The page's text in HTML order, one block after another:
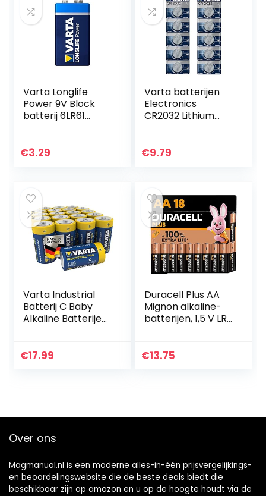
Varta Longlife
Power 9V Block
batterij 6LR61
Batterijen – ideaal
€3.29
Varta batterijen
Electronics
CR2032 Lithium
met 10 stuks
€9.79
Varta Industrial
Batterij C Baby
Alkaline Batterijen
Blauw
€17.99
Duracell Plus AA
Mignon alkaline-
batterijen, 1,5 V LR6
€13.75
Over ons
Magmanual.nl is een moderne alles-in-één prijsvergelijkings-
en beoordelingswebsite die de beste deals biedt die
beschikbaar zijn op amazon en u op de hoogte houdt via de